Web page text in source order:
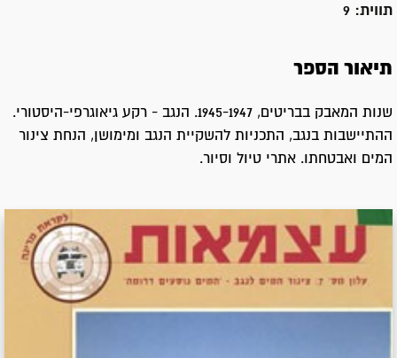
תווית: 9
תיאור הספר
שנות המאבק בבריטים, 1945-1947. הנגב - רקע גיאוגרפי-היסטורי.
ההתיישבות בנגב, התכניות להשקיית הנגב ומימושן, הנחת צינור
המים ואבטחתו. אתרי טיול וסיור.